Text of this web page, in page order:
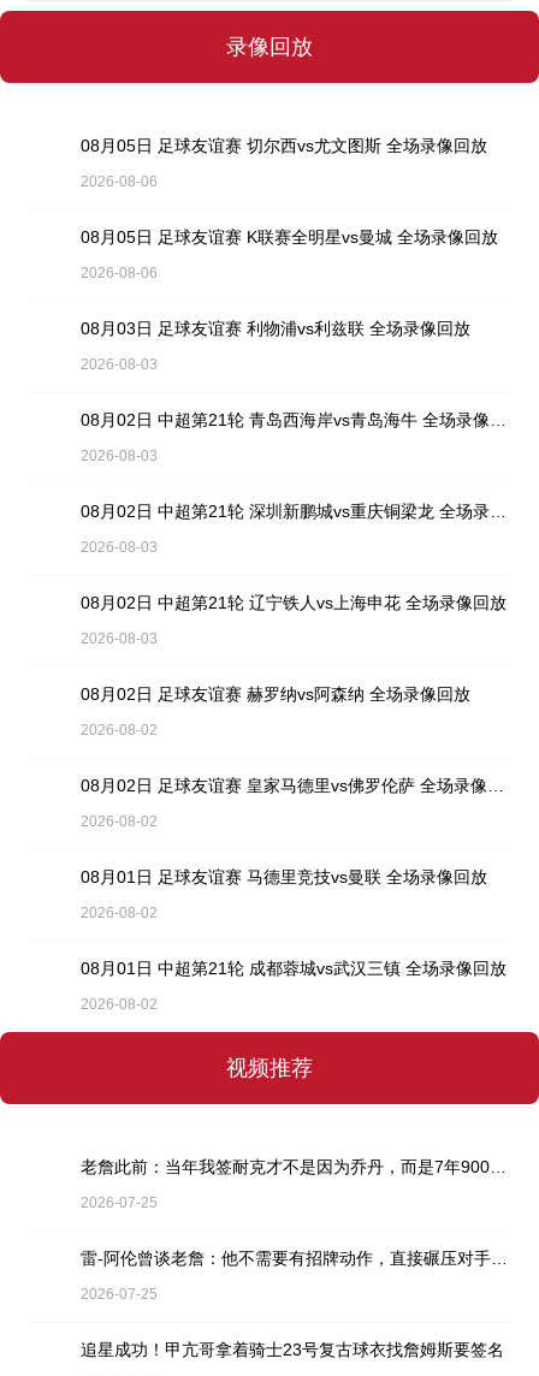
录像回放
08月05日 足球友谊赛 切尔西vs尤文图斯 全场录像回放
2026-08-06
08月05日 足球友谊赛 K联赛全明星vs曼城 全场录像回放
2026-08-06
08月03日 足球友谊赛 利物浦vs利兹联 全场录像回放
2026-08-03
2026-08-03
2026-08-03
08月02日 中超第21轮 辽宁铁人vs上海申花 全场录像回放
2026-08-03
08月02日 足球友谊赛 赫罗纳vs阿森纳 全场录像回放
2026-08-02
2026-08-02
08月01日 足球友谊赛 马德里竞技vs曼联 全场录像回放
2026-08-02
08月01日 中超第21轮 成都蓉城vs武汉三镇 全场录像回放
2026-08-02
视频推荐
2026-07-25
2026-07-25
追星成功！甲亢哥拿着骑士23号复古球衣找詹姆斯要签名